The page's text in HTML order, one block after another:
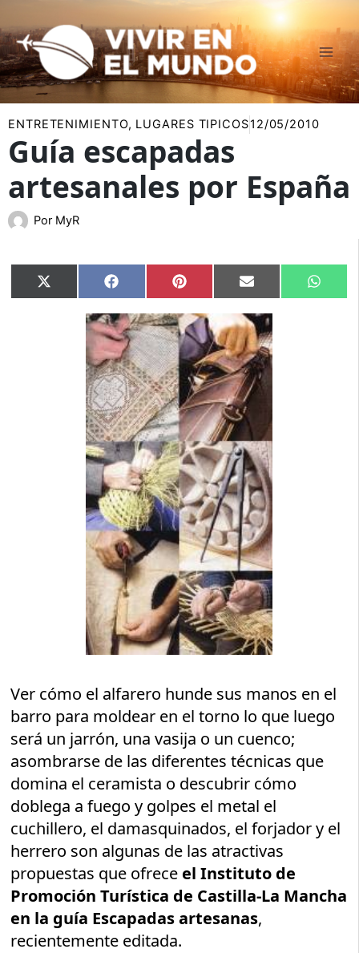
al
contenido
ENTRETENIMIENTO, LUGARES TIPICOS12/05/2010
Guía escapadas
artesanales por España
Por MyR
Compartir
en
X
(Twitter)
Compartir
en
Facebook Compartir
en
Pinterest Compartir
en
Email
en
Ver cómo el alfarero hunde sus manos en el
barro para moldear en el torno lo que luego
será un jarrón, una vasija o un cuenco;
asombrarse de las diferentes técnicas que
domina el ceramista o descubrir cómo
doblega a fuego y golpes el metal el
cuchillero, el damasquinados, el forjador y el
herrero son algunas de las atractivas
propuestas que ofrece el Instituto de
Promoción Turística de Castilla-La Mancha
en la guía Escapadas artesanas,
recientemente editada.